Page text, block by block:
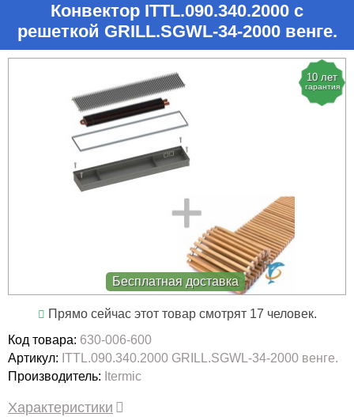
Конвектор ITTL.090.340.2000 с
решеткой GRILL.SGWL-34-2000 венге.
10 лет
гарантия
Бесплатная доставка
Прямо сейчас этот товар смотрят 17 человек.
Код товара: 630-006-600
Артикул: ITTL.090.340.2000 GRILL.SGWL-34-2000 венге.
Производитель: Itermic
Характеристики